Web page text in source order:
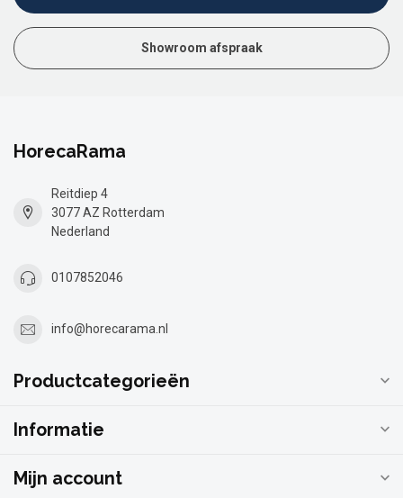
Showroom afspraak
HorecaRama
Reitdiep 4
3077 AZ Rotterdam
Nederland
0107852046
info@horecarama.nl
Productcategorieën
Informatie
Mijn account